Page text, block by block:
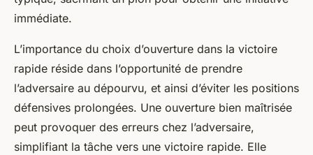
immédiate.
L’importance du choix d’ouverture dans la victoire
rapide réside dans l’opportunité de prendre
l’adversaire au dépourvu, et ainsi d’éviter les positions
défensives prolongées. Une ouverture bien maîtrisée
peut provoquer des erreurs chez l’adversaire,
simplifiant la tâche vers une victoire rapide. Elle